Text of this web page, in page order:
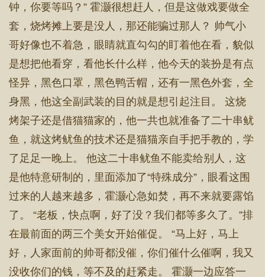
钟，你要等吗？” 霍灏很想赶人，但是这做戏要做全
套，烧烤摊上要是没人，那还能骗过那人？ 帅气小
哥好像也不着急，眼睛就直勾勾的盯着他在看，貌似
是想把他看穿，看他长什么样，他今天的装扮是有点
怪异，黑色口罩，黑色鸭舌帽，还有一黑色外套，全
身黑，他这全副武装的目的就是想引起注目。 这烧
烤架子还是借猫猫家的，他一共也就准备了二十串鱿
鱼，就这烤鱿鱼的技术还是猫猫亲自手把手教的，学
了足足一晚上。 他这二十串鱿鱼不能卖给别人，这
是他特意研制的，里面添加了“特殊成分”，眼看这围
过来的人越来越多，霍灏心急如焚，再不来就要露馅
了。 “老板，快点啊，好了没？我们都等多久了。”排
在最前面的两三个美女开始催促。 “马上好，马上
好，人家面前的帅哥都没催，你们催什么催啊，我又
没收你们的钱，等不及的赶紧走。 霍灏一边应答一